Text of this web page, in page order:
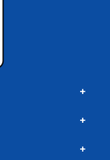
+
+
+